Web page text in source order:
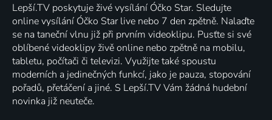
Lepší.TV poskytuje živé vysílání Óčko Star. Sledujte
online vysílání Óčko Star live nebo 7 den zpětně. Nalaďte
se na taneční vlnu již při prvním videoklipu. Pusťte si své
oblíbené videoklipy živě online nebo zpětně na mobilu,
tabletu, počítači či televizi. Využijte také spoustu
moderních a jedinečných funkcí, jako je pauza, stopování
pořadů, přetáčení a jiné. S Lepší.TV Vám žádná hudební
novinka již neuteče.